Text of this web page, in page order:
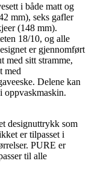
i både matt og
mm), seks gafler
(148 mm).
18/10, og alle
er gjennomført
med sitt stramme,
med
Delene kan
oppvaskmaskin.
designuttrykk som
er tilpasset i
PURE er
til alle